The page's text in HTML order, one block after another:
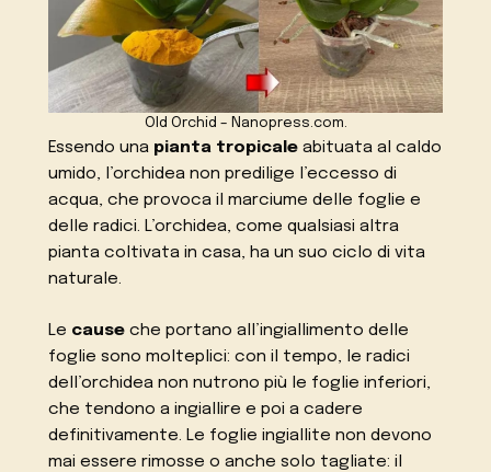
Old Orchid – Nanopress.com.
Essendo una pianta tropicale abituata al caldo
umido, l’orchidea non predilige l’eccesso di
acqua, che provoca il marciume delle foglie e
delle radici. L’orchidea, come qualsiasi altra
pianta coltivata in casa, ha un suo ciclo di vita
naturale.
Le cause che portano all’ingiallimento delle
foglie sono molteplici: con il tempo, le radici
dell’orchidea non nutrono più le foglie inferiori,
che tendono a ingiallire e poi a cadere
definitivamente. Le foglie ingiallite non devono
mai essere rimosse o anche solo tagliate: il